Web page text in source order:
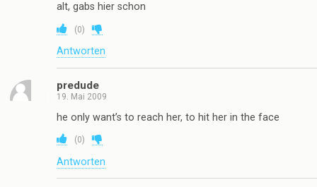
alt, gabs hier schon
(0)
Antworten
predude
19. Mai 2009
he only want’s to reach her, to hit her in the face
(0)
Antworten